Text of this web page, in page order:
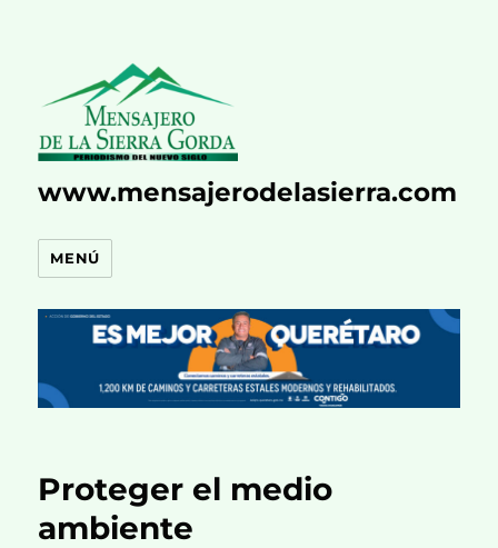
www.mensajerodelasierra.com
MENÚ
Proteger el medio
ambiente